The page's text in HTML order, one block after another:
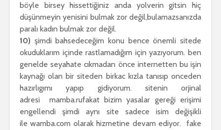
böyle birsey hissettiğiniz anda yolverin gitsin hiç
düşünmeyin yenisini bulmak zor değil,bulamazsanızda
paralı kadın bulmak zor değil.
10) şimdi bahsedeceğim konu bence önemli sitede
okuduklarım içinde rastlamadığım için yazıyorum. ben
genelde seyahate cıkmadan önce internetten bu işin
kaynağı olan bir siteden birkac kızla tanısıp onceden
hazırlıgımı yapıp gidiyorum. sitenin orjinal
adresi mamba.rufakat bizim yasalar gereği erişimi
engellendi şimdi aynı site sadece isim değişikli
ilewamba.com olarak hizmetine devam ediyor. fake